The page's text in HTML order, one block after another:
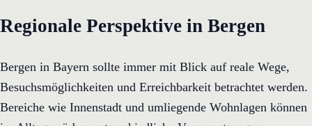
Regionale Perspektive in Bergen
Bergen in Bayern sollte immer mit Blick auf reale Wege,
Besuchsmöglichkeiten und Erreichbarkeit betrachtet werden.
Bereiche wie Innenstadt und umliegende Wohnlagen können